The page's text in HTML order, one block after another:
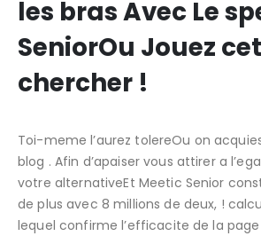
les bras Avec Le
SeniorOu Jouez
chercher !
Toi-meme l’aurez tolereOu on
blog . Afin d’apaiser vous attirer a
votre alternativeEt Meetic Senior
de plus avec 8 millions de deux, !
lequel confirme l’efficacite de la